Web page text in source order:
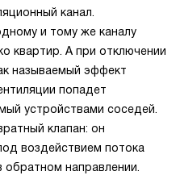
канал.
и тому же каналу
квартир. А при отключении
называемый эффект
попадет
устройствами соседей.
клапан: он
воздействием потока
обратном направлении.